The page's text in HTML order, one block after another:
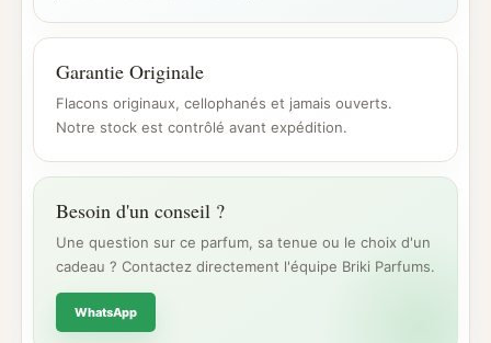
Garantie Originale
Flacons originaux, cellophanés et jamais ouverts.
Notre stock est contrôlé avant expédition.
Besoin d'un conseil ?
Une question sur ce parfum, sa tenue ou le choix d'un
cadeau ? Contactez directement l'équipe Briki Parfums.
WhatsApp